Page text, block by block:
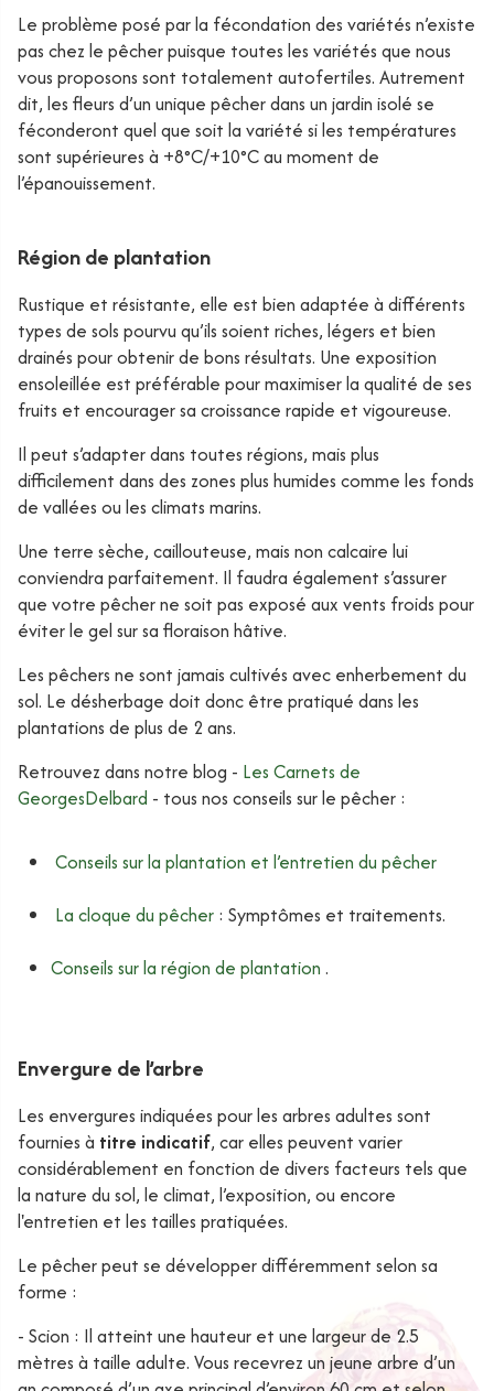
Le problème posé par la fécondation des variétés n’existe
pas chez le pêcher puisque toutes les variétés que nous
vous proposons sont totalement autofertiles. Autrement
dit, les fleurs d’un unique pêcher dans un jardin isolé se
féconderont quel que soit la variété si les températures
sont supérieures à +8°C/+10°C au moment de
l’épanouissement.
Région de plantation
Rustique et résistante, elle est bien adaptée à différents
types de sols pourvu qu’ils soient riches, légers et bien
drainés pour obtenir de bons résultats. Une exposition
ensoleillée est préférable pour maximiser la qualité de ses
fruits et encourager sa croissance rapide et vigoureuse.
Il peut s’adapter dans toutes régions, mais plus
difficilement dans des zones plus humides comme les fonds
de vallées ou les climats marins.
Une terre sèche, caillouteuse, mais non calcaire lui
conviendra parfaitement. Il faudra également s’assurer
que votre pêcher ne soit pas exposé aux vents froids pour
éviter le gel sur sa floraison hâtive.
Les pêchers ne sont jamais cultivés avec enherbement du
sol. Le désherbage doit donc être pratiqué dans les
plantations de plus de 2 ans.
Retrouvez dans notre blog - Les Carnets de
GeorgesDelbard - tous nos conseils sur le pêcher :
Conseils sur la plantation et l’entretien du pêcher
La cloque du pêcher : Symptômes et traitements.
Conseils sur la région de plantation .
Envergure de l’arbre
Les envergures indiquées pour les arbres adultes sont
fournies à titre indicatif, car elles peuvent varier
considérablement en fonction de divers facteurs tels que
la nature du sol, le climat, l’exposition, ou encore
l'entretien et les tailles pratiquées.
Le pêcher peut se développer différemment selon sa
forme :
- Scion : Il atteint une hauteur et une largeur de 2.5
mètres à taille adulte. Vous recevrez un jeune arbre d’un